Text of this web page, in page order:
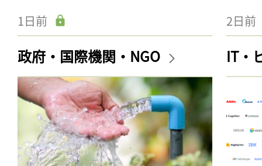
1日前 2日前
政府・国際機関・NGO IT・